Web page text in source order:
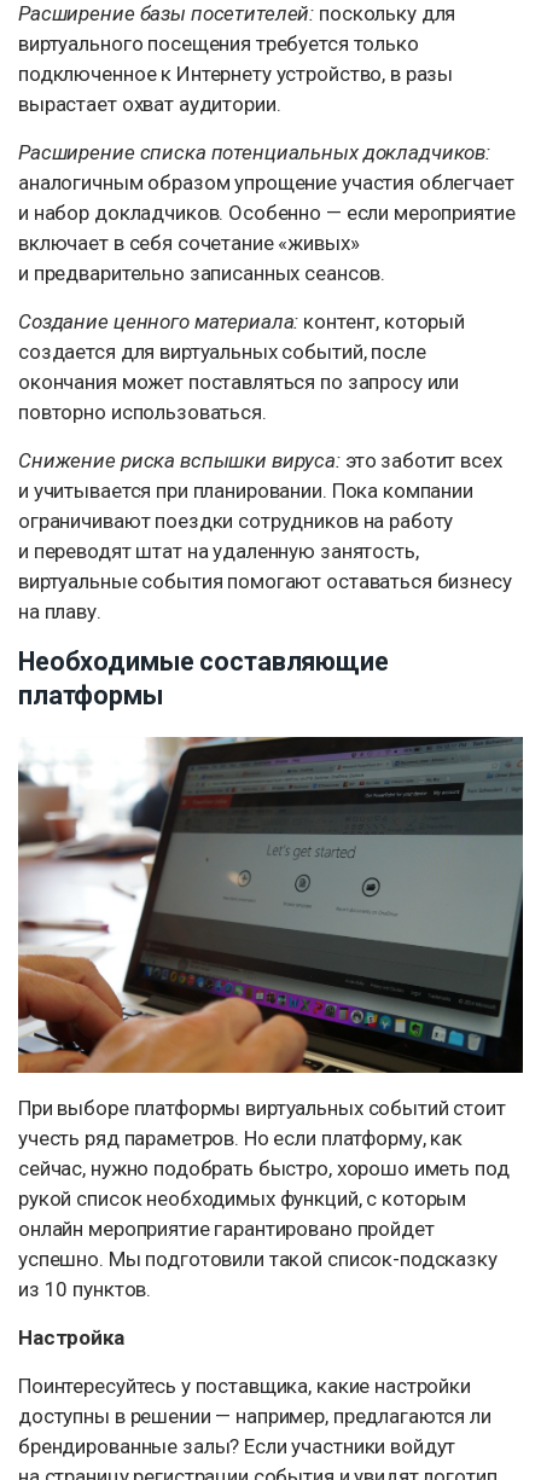
Расширение базы посетителей: поскольку для
виртуального посещения требуется только
подключенное к Интернету устройство, в разы
вырастает охват аудитории.
Расширение списка потенциальных докладчиков:
аналогичным образом упрощение участия облегчает
и набор докладчиков. Особенно — если мероприятие
включает в себя сочетание «живых»
и предварительно записанных сеансов.
Создание ценного материала: контент, который
создается для виртуальных событий, после
окончания может поставляться по запросу или
повторно использоваться.
Снижение риска вспышки вируса:это заботит всех
и учитывается при планировании. Пока компании
ограничивают поездки сотрудников на работу
и переводят штат на удаленную занятость,
виртуальные события помогают оставаться бизнесу
на плаву.
Необходимые составляющие
платформы
При выборе платформы виртуальных событий стоит
учесть ряд параметров. Но если платформу, как
сейчас, нужно подобрать быстро, хорошо иметь под
рукой список необходимых функций, с которым
онлайн мероприятие гарантировано пройдет
успешно. Мы подготовили такой список-подсказку
из 10 пунктов.
Настройка
Поинтересуйтесь у поставщика, какие настройки
доступны в решении — например, предлагаются ли
брендированные залы? Если участники войдут